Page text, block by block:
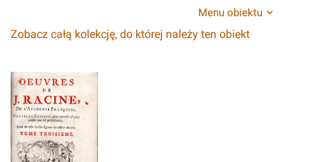
Menu obiektu
Zobacz całą kolekcję, do której należy ten obiekt